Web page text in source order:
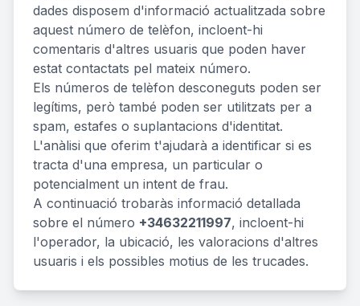
dades disposem d'informació actualitzada sobre
aquest número de telèfon, incloent-hi
comentaris d'altres usuaris que poden haver
estat contactats pel mateix número.
Els números de telèfon desconeguts poden ser
legítims, però també poden ser utilitzats per a
spam, estafes o suplantacions d'identitat.
L'anàlisi que oferim t'ajudarà a identificar si es
tracta d'una empresa, un particular o
potencialment un intent de frau.
A continuació trobaràs informació detallada
sobre el número +34632211997, incloent-hi
l'operador, la ubicació, les valoracions d'altres
usuaris i els possibles motius de les trucades.